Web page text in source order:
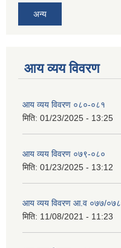
अन्य
आय व्यय विवरण
आय व्यय विवरण ०८०-०८१
मिति: 01/23/2025 - 13:25
आय व्यय विवरण ०७९-०८०
मिति: 01/23/2025 - 13:12
आय व्यय विवरण आ.व ०७७/०७८
मिति: 11/08/2021 - 11:23